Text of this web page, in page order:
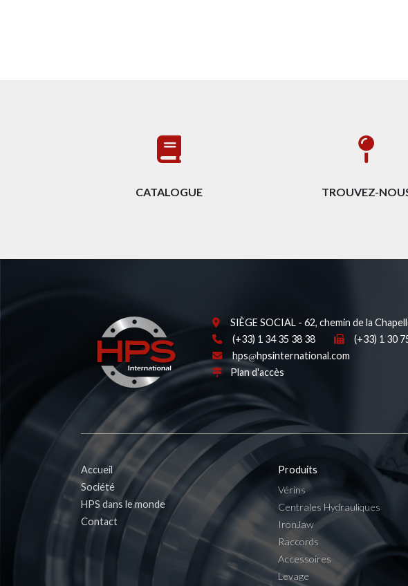
CATALOGUE TROUVEZ-
SIÈGE SOCIAL - 62, chemin de la
(+33) 1 34 35 38 38
(+33) 1 30
hps
hpsinternational.com
Plan d'accès
Accueil
Société
HPS dans le monde
Contact
Produits
Vérins
Centrales Hydrauliques
IronJaw
Raccords
Accessoires
Levage